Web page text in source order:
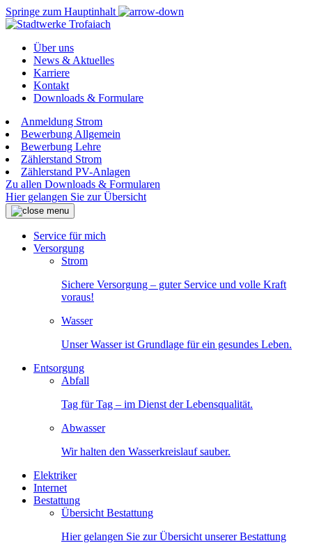
Springe zum Hauptinhalt
Über uns
News & Aktuelles
Karriere
Kontakt
Downloads & Formulare
Anmeldung Strom
Bewerbung Allgemein
Bewerbung Lehre
Zählerstand Strom
Zählerstand PV-Anlagen
Zu allen Downloads & Formularen
Hier gelangen Sie zur Übersicht
Service für mich
Versorgung
Strom
Sichere Versorgung – guter Service und volle Kraft
voraus!
Wasser
Unser Wasser ist Grundlage für ein gesundes Leben.
Entsorgung
Abfall
Tag für Tag – im Dienst der Lebensqualität.
Abwasser
Wir halten den Wasserkreislauf sauber.
Elektriker
Internet
Bestattung
Übersicht Bestattung
Hier gelangen Sie zur Übersicht unserer Bestattung